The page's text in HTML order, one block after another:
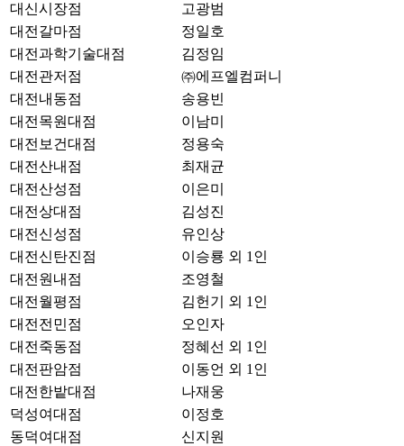
대신시장점
고광범
대전갈마점
정일호
대전과학기술대점
김정임
대전관저점
㈜에프엘컴퍼니
대전내동점
송용빈
대전목원대점
이남미
대전보건대점
정용숙
대전산내점
최재균
대전산성점
이은미
대전상대점
김성진
대전신성점
유인상
대전신탄진점
이승룡 외 1인
대전원내점
조영철
대전월평점
김헌기 외 1인
대전전민점
오인자
대전죽동점
정혜선 외 1인
대전판암점
이동언 외 1인
대전한밭대점
나재웅
덕성여대점
이정호
동덕여대점
신지원